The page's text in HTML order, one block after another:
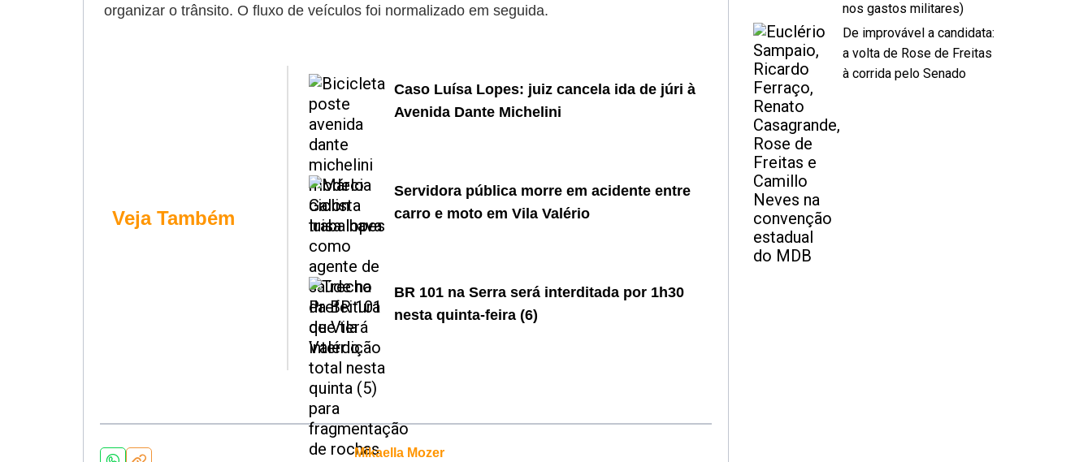
organizar o trânsito. O fluxo de veículos foi normalizado em seguida.
Veja Também
Caso Luísa Lopes: juiz cancela ida de júri à
Avenida Dante Michelini
Servidora pública morre em acidente entre
carro e moto em Vila Valério
BR 101 na Serra será interditada por 1h30
nesta quinta-feira (6)
Mikaella Mozer
nos gastos militares)
De improvável a candidata:
a volta de Rose de Freitas
à corrida pelo Senado